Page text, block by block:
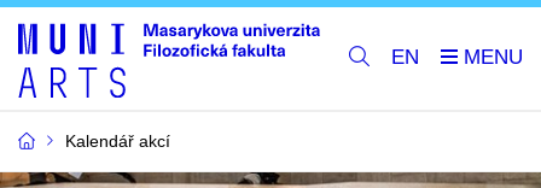
EN
Kalendář akcí